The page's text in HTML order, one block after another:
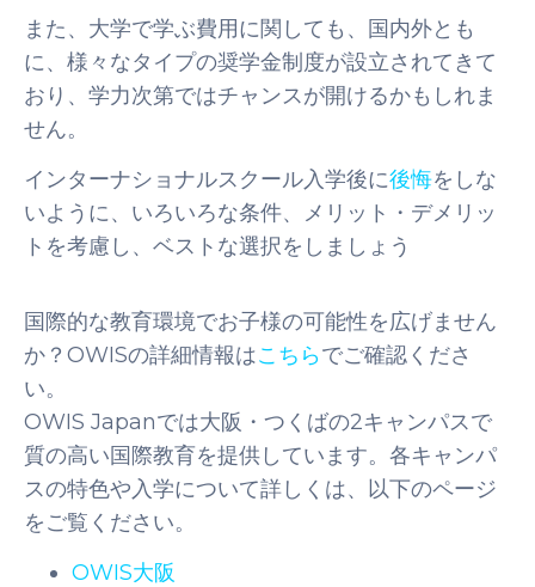
また、大学で学ぶ費用に関しても、国内外とも
に、様々なタイプの奨学金制度が設立されてきて
おり、学力次第ではチャンスが開けるかもしれま
せん。
インターナショナルスクール入学後に後悔をしな
いように、いろいろな条件、メリット・デメリッ
トを考慮し、ベストな選択をしましょう
国際的な教育環境でお子様の可能性を広げません
か？OWISの詳細情報はこちらでご確認くださ
い。
OWIS Japanでは大阪・つくばの2キャンパスで
質の高い国際教育を提供しています。各キャンパ
スの特色や入学について詳しくは、以下のページ
をご覧ください。
OWIS大阪